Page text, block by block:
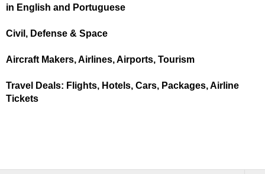
in English and Portuguese
Civil, Defense & Space
Aircraft Makers, Airlines, Airports, Tourism
Travel Deals: Flights, Hotels, Cars, Packages, Airline
Tickets